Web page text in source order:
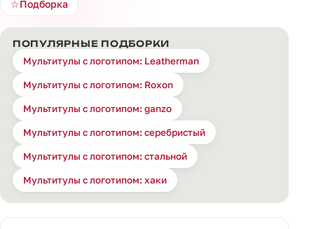
☆Подборка
ПОПУЛЯРНЫЕ ПОДБОРКИ
Мультитулы с логотипом: Leatherman
Мультитулы с логотипом: Roxon
Мультитулы с логотипом: ganzo
Мультитулы с логотипом: серебристый
Мультитулы с логотипом: стальной
Мультитулы с логотипом: хаки